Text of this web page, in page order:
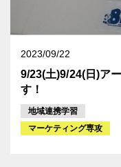
2023/09/22
9/23(土)9/24(日)ア
す！
地域連携学習
マーケティング専攻